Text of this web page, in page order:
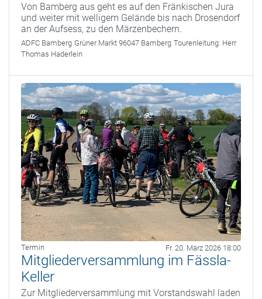
Von Bamberg aus geht es auf den Fränkischen Jura
und weiter mit welligem Gelände bis nach Drosendorf
an der Aufsess, zu den Märzenbechern.
ADFC Bamberg Grüner Markt 96047 Bamberg Tourenleitung: Herr
Thomas Haderlein
Termin Fr. 20. März 2026 18:00
Mitgliederversammlung im Fässla-
Keller
Zur Mitgliederversammlung mit Vorstandswahl laden